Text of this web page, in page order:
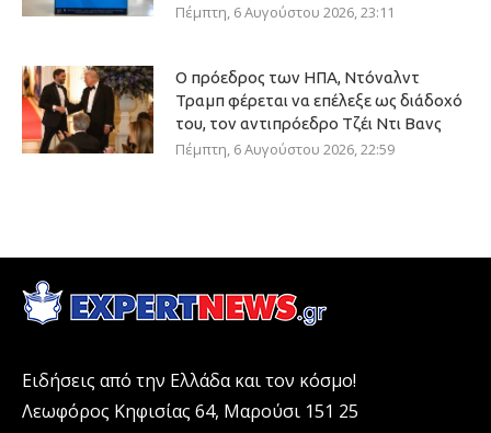
Πέμπτη, 6 Αυγούστου 2026, 23:11
Ο πρόεδρος των ΗΠΑ, Ντόναλντ
Τραμπ φέρεται να επέλεξε ως διάδοχό
του, τον αντιπρόεδρο Τζέι Ντι Βανς
Πέμπτη, 6 Αυγούστου 2026, 22:59
Ειδήσεις από την Ελλάδα και τον κόσμο!
Λεωφόρος Κηφισίας 64, Μαρούσι 151 25